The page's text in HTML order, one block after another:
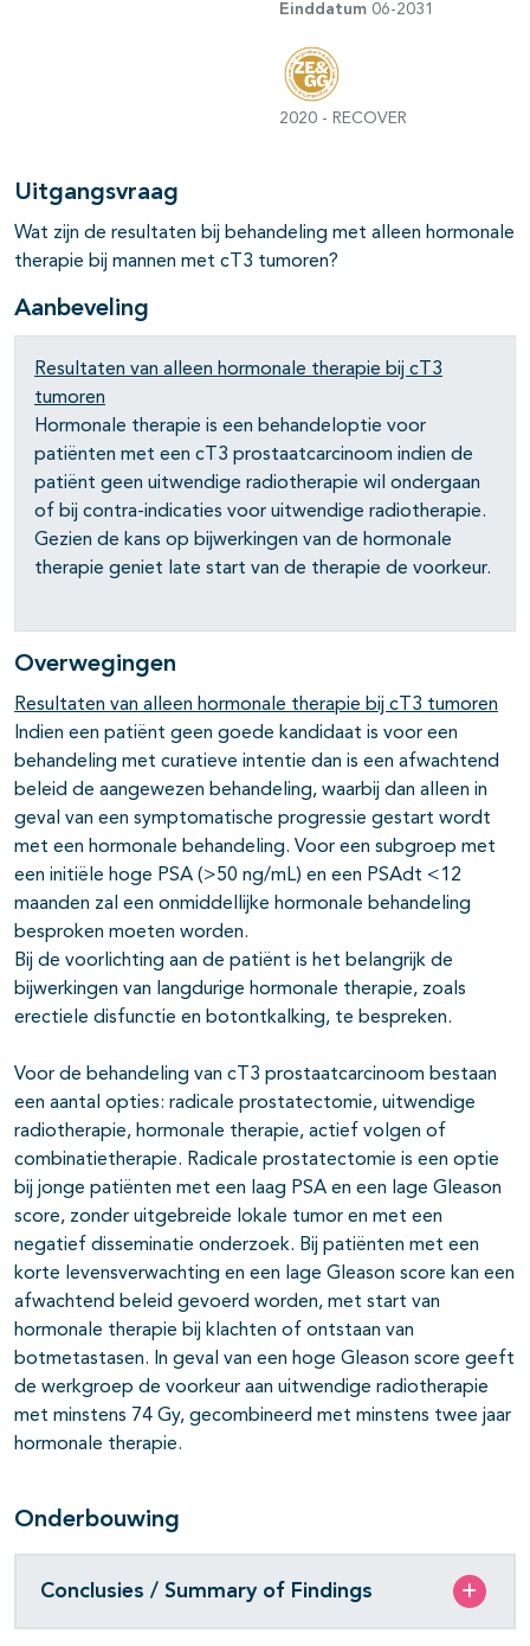
open- en dichtklappen
open- en dichtklappen
open- en dichtklappen
open- en dichtklappen
Einddatum 06-2031
2020 - RECOVER
Uitgangsvraag
Wat zijn de resultaten bij behandeling met alleen hormonale
therapie bij mannen met cT3 tumoren?
Aanbeveling
Resultaten van alleen hormonale therapie bij cT3
tumoren
Hormonale therapie is een behandeloptie voor
patiënten met een cT3 prostaatcarcinoom indien de
patiënt geen uitwendige radiotherapie wil ondergaan
of bij contra-indicaties voor uitwendige radiotherapie.
Gezien de kans op bijwerkingen van de hormonale
therapie geniet late start van de therapie de voorkeur.
Overwegingen
Resultaten van alleen hormonale therapie bij cT3 tumoren
Indien een patiënt geen goede kandidaat is voor een
behandeling met curatieve intentie dan is een afwachtend
beleid de aangewezen behandeling, waarbij dan alleen in
geval van een symptomatische progressie gestart wordt
met een hormonale behandeling. Voor een subgroep met
een initiële hoge PSA (>50 ng/mL) en een PSAdt <12
maanden zal een onmiddellijke hormonale behandeling
besproken moeten worden.
Bij de voorlichting aan de patiënt is het belangrijk de
bijwerkingen van langdurige hormonale therapie, zoals
erectiele disfunctie en botontkalking, te bespreken.
Voor de behandeling van cT3 prostaatcarcinoom bestaan
een aantal opties: radicale prostatectomie, uitwendige
radiotherapie, hormonale therapie, actief volgen of
combinatietherapie. Radicale prostatectomie is een optie
bij jonge patiënten met een laag PSA en een lage Gleason
score, zonder uitgebreide lokale tumor en met een
negatief disseminatie onderzoek. Bij patiënten met een
korte levensverwachting en een lage Gleason score kan een
afwachtend beleid gevoerd worden, met start van
hormonale therapie bij klachten of ontstaan van
botmetastasen. In geval van een hoge Gleason score geeft
de werkgroep de voorkeur aan uitwendige radiotherapie
met minstens 74 Gy, gecombineerd met minstens twee jaar
hormonale therapie.
Onderbouwing
Conclusies / Summary of Findings